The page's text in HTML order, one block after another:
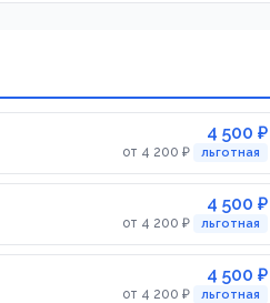
4 500 ₽
от 4 200 ₽ льготная
4 500 ₽
от 4 200 ₽ льготная
4 500 ₽
от 4 200 ₽ льготная